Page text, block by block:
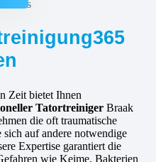
Zeit bietet Ihnen
Tatortreiniger Braak
die oft traumatische
auf andere notwendige
Expertise garantiert die
wie Keime, Bakterien